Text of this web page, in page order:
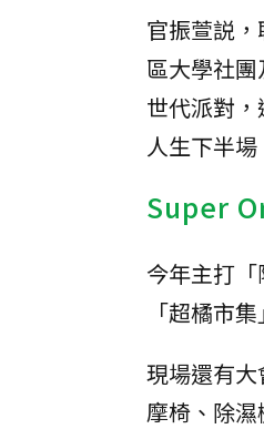
官振萱説
區大學社
世代派對
人生下半場
Super
今年主打
「超橘市
現場還有
摩椅、除濕